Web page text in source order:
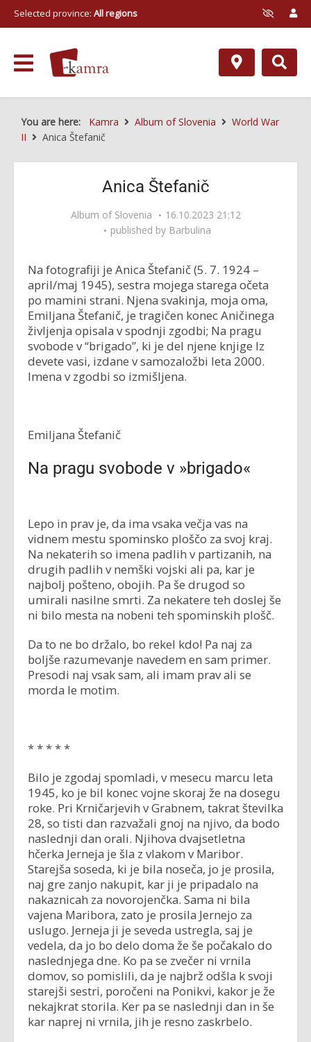
Selected province: All regions
You are here: Kamra Album of Slovenia
World War
II
Anica Štefanič
Anica Štefanič
Album of Slovenia
16.10.2023 21:12
published by Barbulina
Na fotografiji je Anica Štefanič (5. 7. 1924 –
april/maj 1945), sestra mojega starega očeta
po mamini strani. Njena svakinja, moja oma,
Emiljana Štefanič, je tragičen konec Aničinega
življenja opisala v spodnji zgodbi; Na pragu
svobode v “brigado”, ki je del njene knjige Iz
devete vasi, izdane v samozaložbi leta 2000.
Imena v zgodbi so izmišljena.
Emiljana Štefanič
Na pragu svobode v »brigado«
Lepo in prav je, da ima vsaka večja vas na
vidnem mestu spominsko ploščo za svoj kraj.
Na nekaterih so imena padlih v partizanih, na
drugih padlih v nemški vojski ali pa, kar je
najbolj pošteno, obojih. Pa še drugod so
umirali nasilne smrti. Za nekatere teh doslej še
ni bilo mesta na nobeni teh spominskih plošč.
Da to ne bo držalo, bo rekel kdo! Pa naj za
boljše razumevanje navedem en sam primer.
Presodi naj vsak sam, ali imam prav ali se
morda le motim.
* * * * *
Bilo je zgodaj spomladi, v mesecu marcu leta
1945, ko je bil konec vojne skoraj že na dosegu
roke. Pri Krničarjevih v Grabnem, takrat številka
28, so tisti dan razvažali gnoj na njivo, da bodo
naslednji dan orali. Njihova dvajsetletna
hčerka Jerneja je šla z vlakom v Maribor.
Starejša soseda, ki je bila noseča, jo je prosila,
naj gre zanjo nakupit, kar ji je pripadalo na
nakaznicah za novorojenčka. Sama ni bila
vajena Maribora, zato je prosila Jernejo za
uslugo. Jerneja ji je seveda ustregla, saj je
vedela, da jo bo delo doma že še počakalo do
naslednjega dne. Ko pa se zvečer ni vrnila
domov, so pomislili, da je najbrž odšla k svoji
starejši sestri, poročeni na Ponikvi, kakor je že
nekajkrat storila. Ker pa se naslednji dan in še
kar naprej ni vrnila, jih je resno zaskrbelo.